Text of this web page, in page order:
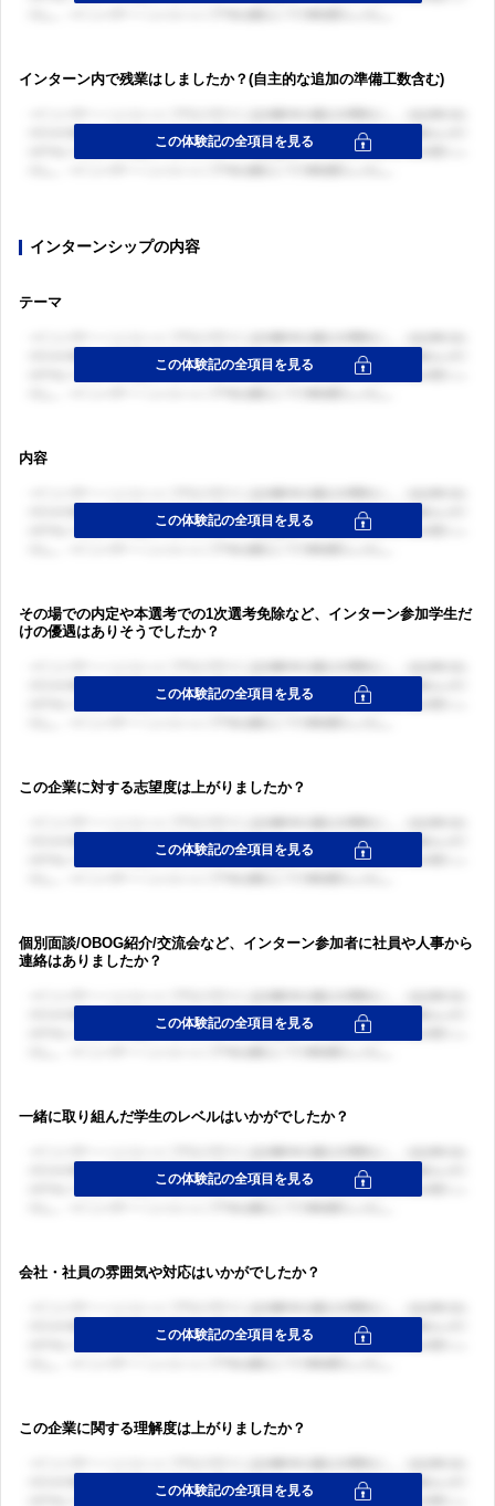
インターン内で残業はしましたか？(自主的な追加の準備工数含む)
インターンシップの内容
テーマ
内容
その場での内定や本選考での1次選考免除など、インターン参加学生だ
けの優遇はありそうでしたか？
この企業に対する志望度は上がりましたか？
個別面談/OBOG紹介/交流会など、インターン参加者に社員や人事から
連絡はありましたか？
一緒に取り組んだ学生のレベルはいかがでしたか？
会社・社員の雰囲気や対応はいかがでしたか？
この企業に関する理解度は上がりましたか？